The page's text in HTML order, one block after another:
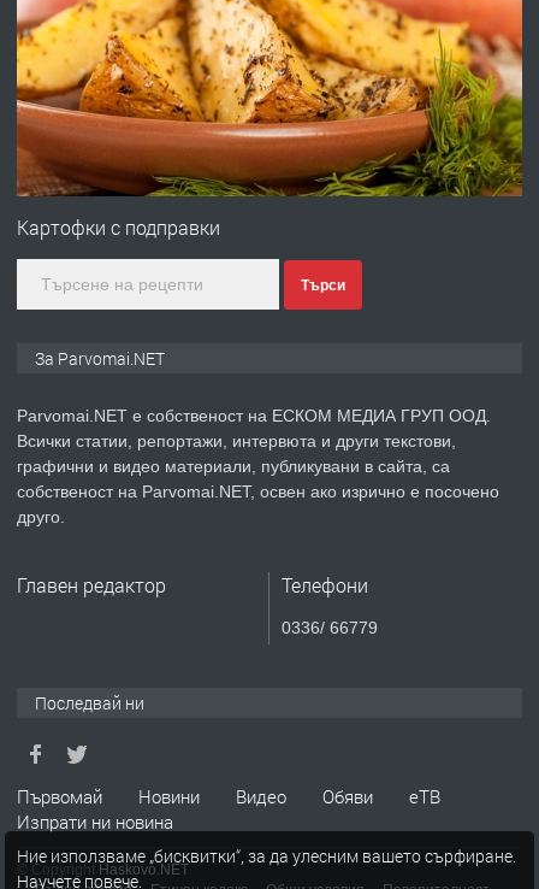
ПРЕДЛАГА
Първи поход "По стъпките на Ангел
Войвода"
преди 1 година
ПРЕДЛАГА
Монтажник на малки детайли за
преди 1 година
ПРЕДЛАГА
Продавам апартамент - гр.
ПРЕДЛАГА
Търсим работник за работа в
разсадник
Картофки с подправки
Търси
За Parvomai.NET
Parvomai.NET е собственост на ЕСКОМ МЕДИА ГРУП ООД.
Всички статии, репортажи, интервюта и други текстови,
графични и видео материали, публикувани в сайта, са
собственост на Parvomai.NET, освен ако изрично е посочено
друго.
Главен редактор Телефони
0336/ 66779
Последвай ни
Първомай Новини Видео Обяви
еТВ
Изпрати ни новина
© Copyright Haskovo.NET
Ние използваме „бисквитки“, за да улесним вашето сърфиране.
Научете повече.